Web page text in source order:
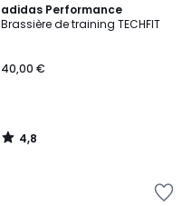
adidas Performance
Brassière de training TECHFIT
40,00 €
4,8
/ 5
4,8
/